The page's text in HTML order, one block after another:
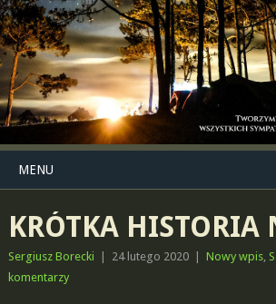
MENU
KRÓTKA HISTORIA
Sergiusz Borecki 24 lutego 2020 Nowy wpis,
komentarzy